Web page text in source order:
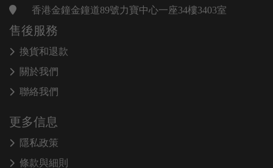
香港金鐘金鐘道89號力寶中心一座34樓3403室
售後服務
換貨和退款
關於我們
聯絡我們
更多信息
隱私政策
條款與細則